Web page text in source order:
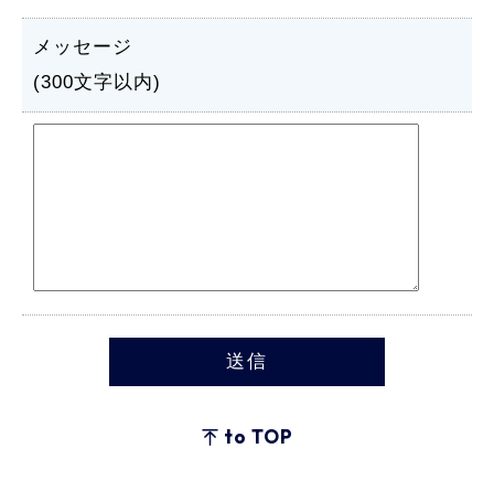
メッセージ
(300文字以内)
to TOP